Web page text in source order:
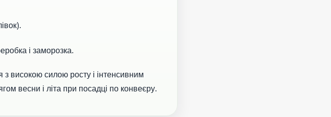
і заморозка.
з високою силою росту і інтенсивним
весни і літа при посадці по конвеєру.